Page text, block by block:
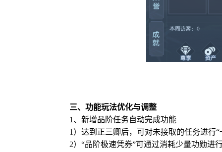
三、功能玩法优化与调整
1、新增品阶任务自动完成功能
1）达到正三卿后，可对未接取的任务进行
2）“品阶极速凭券”可通过消耗少量功勋进